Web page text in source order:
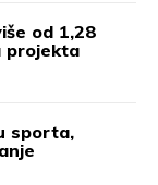
od 1,28
projekta
sporta,